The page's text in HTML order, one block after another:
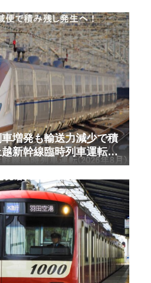
増発も輸送力減少で積
新幹線臨時列車運転